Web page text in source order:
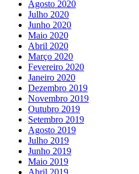
Agosto 2020
Julho 2020
Junho 2020
Maio 2020
Abril 2020
Março 2020
Fevereiro 2020
Janeiro 2020
Dezembro 2019
Novembro 2019
Outubro 2019
Setembro 2019
Agosto 2019
Julho 2019
Junho 2019
Maio 2019